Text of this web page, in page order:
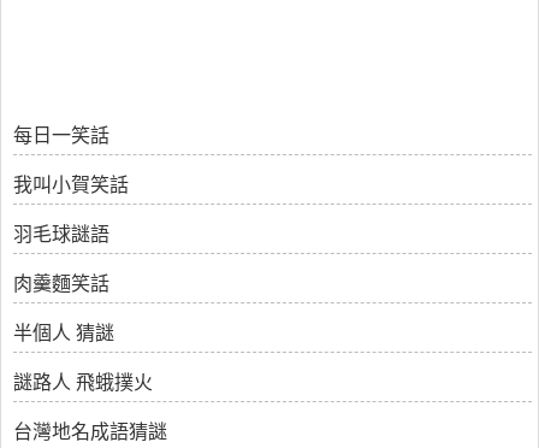
每日一笑話
我叫小賀笑話
羽毛球謎語
肉羹麵笑話
半個人 猜謎
謎路人 飛蛾撲火
台灣地名成語猜謎